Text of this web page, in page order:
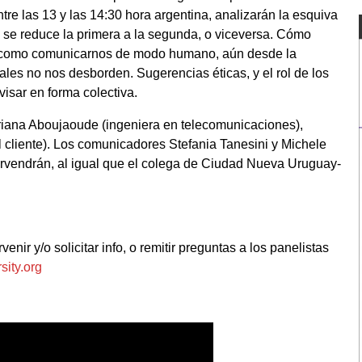
las 13 y las 14:30 hora argentina, analizarán la esquiva
reduce la primera a la segunda, o viceversa. Cómo
comunicarnos de modo humano, aún desde la
no nos desborden. Sugerencias éticas, y el rol de los
en forma colectiva.
Aboujaoude (ingeniera en telecomunicaciones),
Los comunicadores Stefania Tanesini y Michele
al igual que el colega de Ciudad Nueva Uruguay-
y/o solicitar info, o remitir preguntas a los panelistas